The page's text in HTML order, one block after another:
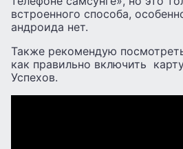
встроенного способа,
андроида нет.
Также рекомендую
как правильно включить
Успехов.